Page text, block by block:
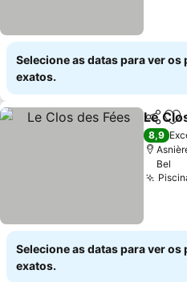
Selecione as datas para ver os
exatos.
Le
8,9
Bel
Selecione as datas para ver os
exatos.